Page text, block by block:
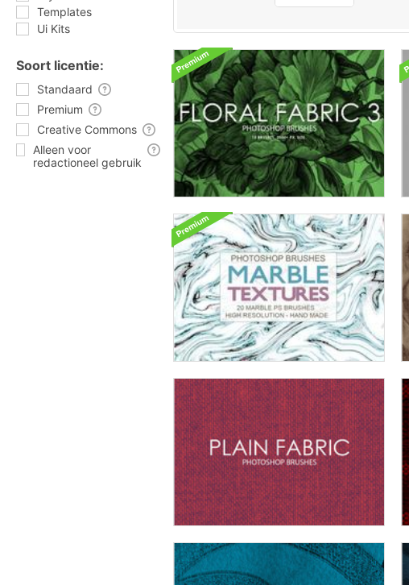
Templates
Ui Kits
Soort licentie:
Standaard
Premium
Creative Commons
Alleen voor
redactioneel gebruik